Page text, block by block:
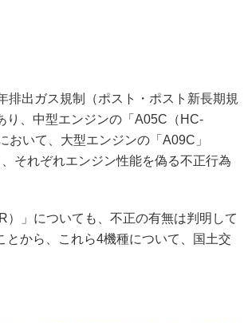
出ガス規制（ポスト・ポスト新長期規
り、中型エンジンの「A05C（HC-
いて、大型エンジンの「A09C」
それぞれエンジン性能を偽る不正行為
」についても、不正の有無は判明して
から、これら4機種について、国土交